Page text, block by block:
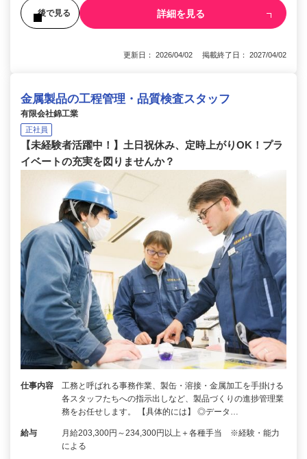
後で見る 詳細を見る
更新日： 2026/04/02 掲載終了日： 2027/04/02
金属製品の工程管理・品質検査スタッフ
有限会社錦工業
正社員
【未経験者活躍中！】土日祝休み、定時上がりOK！プラ
イベートの充実を図りませんか？
仕事内容
工務と呼ばれる事務作業、製缶・溶接・金属加工を手掛ける
各スタッフたちへの指示出しなど、製品づくりの進捗管理業
務をお任せします。 【具体的には】 ◎データ…
給与
月給203,300円～234,300円以上＋各種手当 ※経験・能力
による